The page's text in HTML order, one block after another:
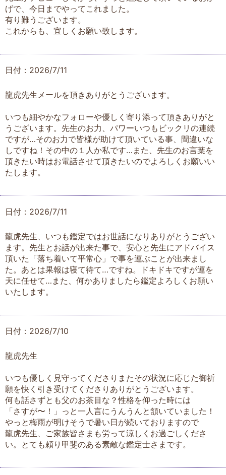
げで、今日までやってこれました。
有り難うございます。
これからも、宜しくお願い致します。
日付：2026/7/11
龍虎先生メールを頂きありがとうございます。
いつも細やかなフォローや優しく寄り添って頂きありがと
うございます。先生のお力、パワーいつもビックリの連続
ですが…そのお力で皆様が助けて頂いている事、間違いな
しですね！その中の１人か私です…また、先生のお言葉を
頂きたい時はお電話させて頂きたいのでよろしくお願いい
たします。
日付：2026/7/11
龍虎先生、いつも鑑定ではお世話になりありがとうござい
ます。先生とお話が出来た事で、安心と先生にアドバイス
頂いた「落ち着いて平常心」で事を運ぶことが出来まし
た。あとは果報は寝て待て…ですね。ドキドキですが運を
天に任せて…また、何かありましたら鑑定よろしくお願い
いたします。
日付：2026/7/10
龍虎先生
いつも優しく見守ってくださりまたその状況に応じた御祈
願を快く引き受けてくださりありがとうございます。
何も話さずとも父のお茶目な？性格を仰った時には
「さすが〜！」っと一人言にうんうんと頷いていました！
やっと梅雨が明けそうで暑い日が続いておりますので
龍虎先生、ご家族皆さまも労って涼しくお過ごしくださ
い。とても頼り甲斐のある素敵な鑑定士さまです。